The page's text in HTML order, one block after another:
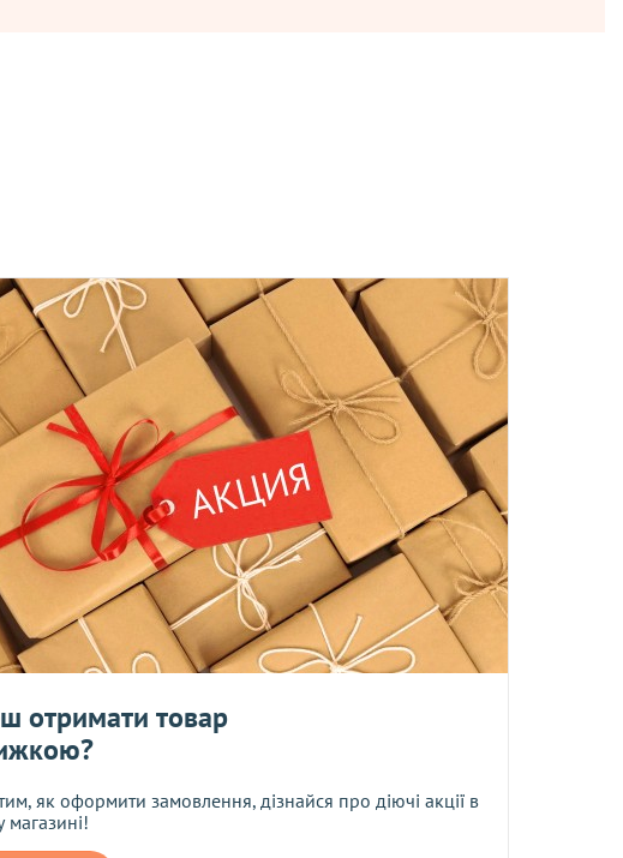
обробку моїх персональних даних
надійти до середи
клієнта!
пресованих дріжджів і товари за оптовими цінами. Сума замовлення
Ви отримаєте на наступний день після відправки
поверненню та обміну не підлягають.
отримати товар
як оформити замовлення, дізнайся про діючі акції в